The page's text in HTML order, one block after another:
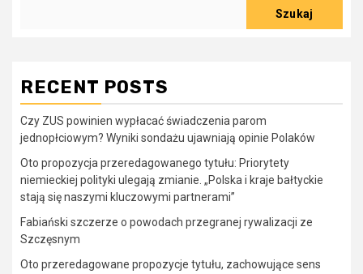
Szukaj
RECENT POSTS
Czy ZUS powinien wypłacać świadczenia parom
jednopłciowym? Wyniki sondażu ujawniają opinie Polaków
Oto propozycja przeredagowanego tytułu: Priorytety
niemieckiej polityki ulegają zmianie. „Polska i kraje bałtyckie
stają się naszymi kluczowymi partnerami”
Fabiański szczerze o powodach przegranej rywalizacji ze
Szczęsnym
Oto przeredagowane propozycje tytułu, zachowujące sens